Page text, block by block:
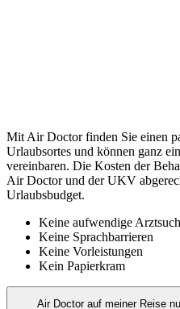
Mit Air Doctor finden Sie einen
Urlaubsortes und können ganz
vereinbaren. Die Kosten der
Air Doctor und der UKV
Urlaubsbudget.
Keine aufwendige
Keine Sprachbarrieren
Keine Vorleistungen
Kein Papierkram
Air Doctor auf meiner Reise